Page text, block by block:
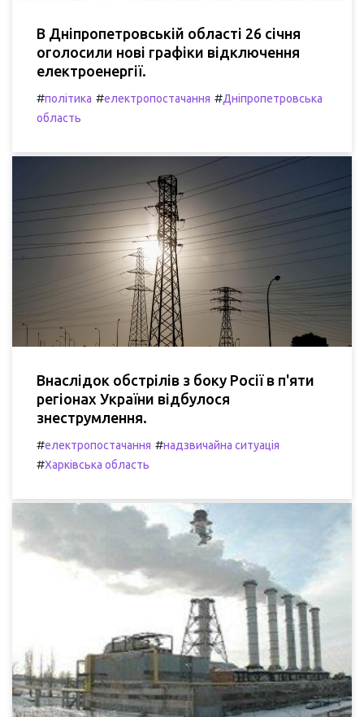
В Дніпропетровській області 26 січня
оголосили нові графіки відключення
електроенергії.
#політика #електропостачання #Дніпропетровська
область
Внаслідок обстрілів з боку Росії в п'яти
регіонах України відбулося
знеструмлення.
#електропостачання #надзвичайна ситуація
#Харківська область